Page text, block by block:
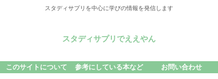
スタディサプリを中心に学びの情報を発信します
スタディサプリでええやん
このサイトについて 参考にしている本など お問い合わせ